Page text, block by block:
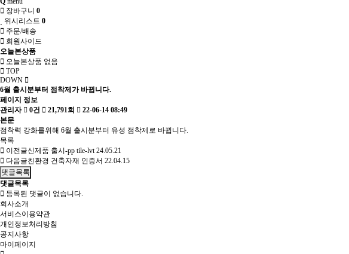
장바구니 0
위시리스트 0
주문/배송
회원사이드
오늘본상품
오늘본상품 없음
TOP
DOWN
6월 출시분부터 점착제가 바뀝니다.
페이지 정보
관리자
0건 21,791회
22-06-14 08:49
본문
점착력 강화를위해 6월 출시분부터 유성 점착제로 바뀝니다.
목록
이전글신제품 출시-pp tile-lvt 24.05.21
다음글친환경 건축자재 인증서 22.04.15
댓글목록
댓글목록
등록된 댓글이 없습니다.
회사소개
서비스이용약관
개인정보처리방침
공지사항
마이페이지